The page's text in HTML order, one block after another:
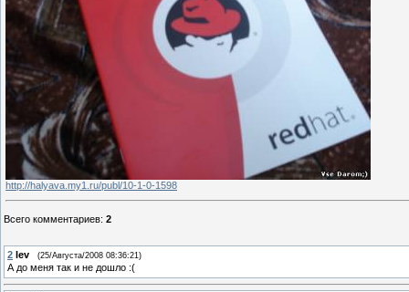
http://halyava.my1.ru/publ/10-1-0-1598
Всего комментариев: 2
2 lev (25/Августа/2008 08:36:21)
А до меня так и не дошло :(